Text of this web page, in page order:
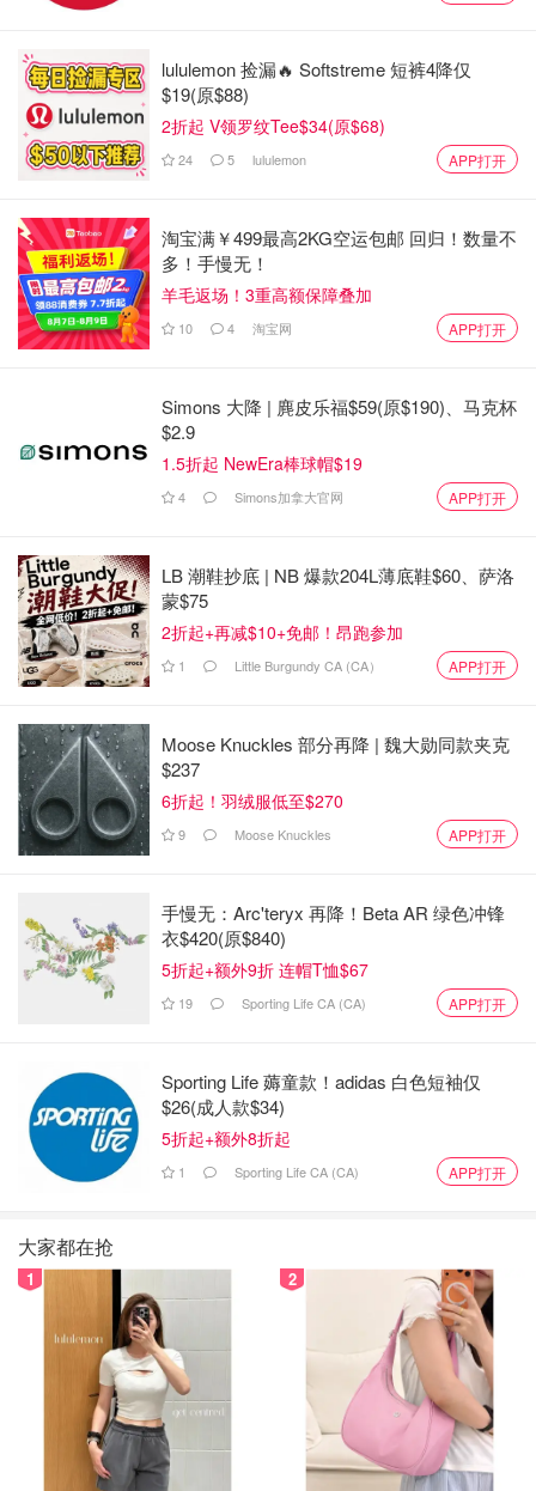
lululemon 捡漏🔥 Softstreme 短裤4降仅
$19(原$88)
2折起 V领罗纹Tee$34(原$68)
24 5 lululemon APP打开
淘宝满￥499最高2KG空运包邮 回归！数量不
多！手慢无！
羊毛返场！3重高额保障叠加
10 4 淘宝网 APP打开
Simons 大降 | 麂皮乐福$59(原$190)、马克杯
$2.9
1.5折起 NewEra棒球帽$19
4 Simons加拿大官网 APP打开
LB 潮鞋抄底 | NB 爆款204L薄底鞋$60、萨洛
蒙$75
2折起+再减$10+免邮！昂跑参加
1 Little Burgundy CA (CA） APP打开
Moose Knuckles 部分再降 | 魏大勋同款夹克
$237
6折起！羽绒服低至$270
9 Moose Knuckles APP打开
手慢无：Arc'teryx 再降！Beta AR 绿色冲锋
衣$420(原$840)
5折起+额外9折 连帽T恤$67
19 Sporting Life CA (CA) APP打开
Sporting Life 薅童款！adidas 白色短袖仅
$26(成人款$34)
5折起+额外8折起
1 Sporting Life CA (CA) APP打开
大家都在抢
1 2